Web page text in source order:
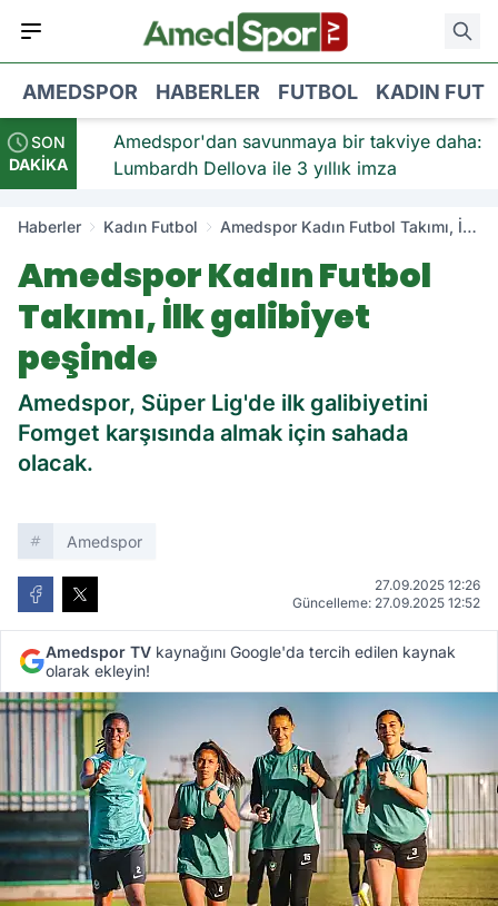
AMEDSPOR HABERLER FUTBOL KADIN
SON
DAKİKA
Amedspor'dan savunmaya bir takviye daha:
Lumbardh Dellova ile 3 yıllık imza
Haberler Kadın Futbol
Amedspor Kadın Futbol Takımı, İlk
Amedspor Kadın Futbol
Takımı, İlk galibiyet
peşinde
Amedspor, Süper Lig'de ilk galibiyetini
Fomget karşısında almak için sahada
olacak.
Amedspor
27.09.2025 12:26
Güncelleme: 27.09.2025 12:52
Amedspor TV kaynağını Google'da tercih edilen kaynak
olarak ekleyin!